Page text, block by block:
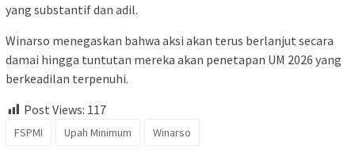
yang substantif dan adil.
Winarso menegaskan bahwa aksi akan terus berlanjut secara
damai hingga tuntutan mereka akan penetapan UM 2026 yang
berkeadilan terpenuhi.
Post Views: 117
FSPMI Upah Minimum Winarso